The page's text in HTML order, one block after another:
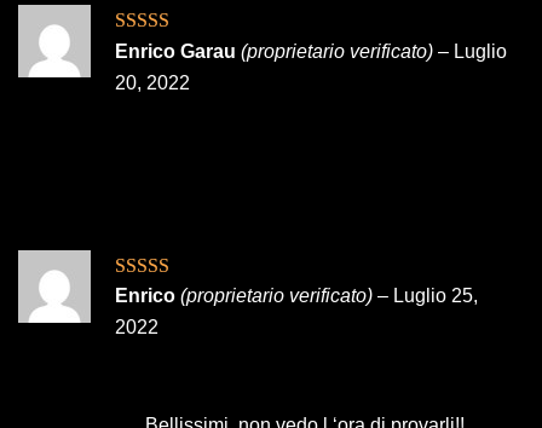
Valutato4
su 5
Enrico Garau (proprietario verificato) – Luglio
20, 2022
Valutato5su
5
Enrico (proprietario verificato) – Luglio 25,
2022